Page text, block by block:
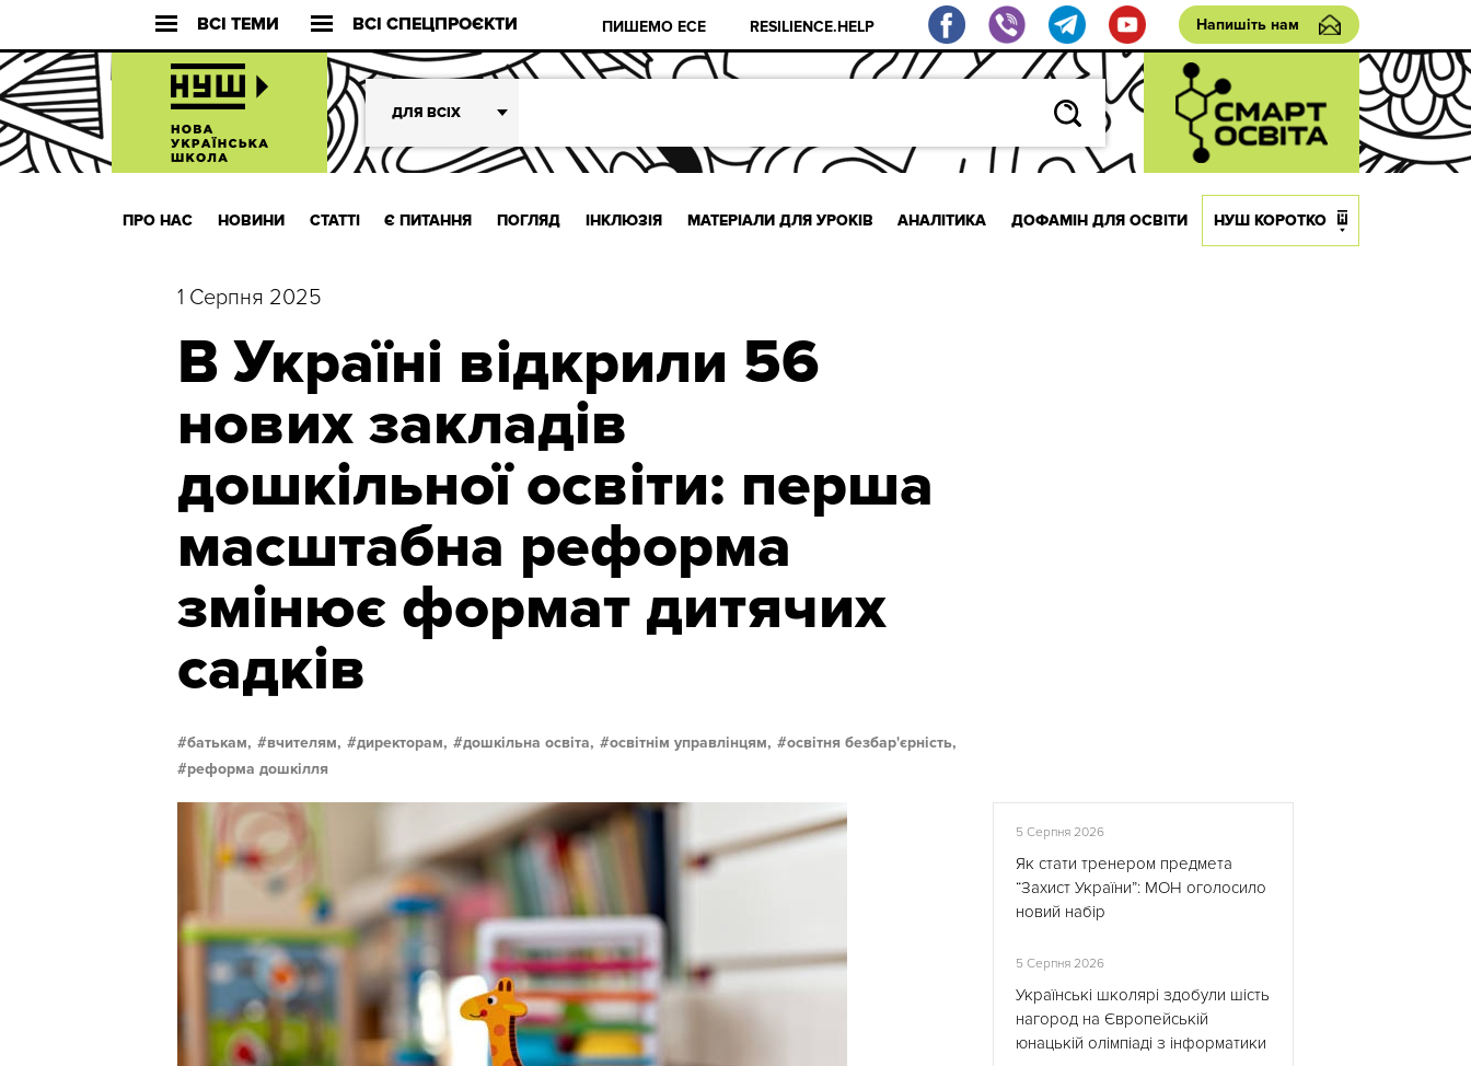
ВСІ ТЕМИ ВСІ СПЕЦПРОЄКТИ ПИШЕМО ЕСЕ RESILIENCE.HELP Напишіть нам
ДЛЯ ВСІХ
ПРО НАС НОВИНИ СТАТТІ Є ПИТАННЯ ПОГЛЯД ІНКЛЮЗІЯ МАТЕРІАЛИ ДЛЯ УРОКІВ АНАЛІТИКА ДОФАМІН ДЛЯ ОСВІТИ НУШ КОРОТКО
1 Серпня 2025
В Україні відкрили 56
нових закладів
дошкільної освіти: перша
масштабна реформа
змінює формат дитячих
садків
батькам, вчителям, директорам, дошкільна освіта, освітнім управлінцям,
освітня безбар'єрність,
реформа дошкілля
5 Серпня 2026
Як стати тренером предмета
“Захист України”: МОН оголосило
новий набір
5 Серпня 2026
Українські школярі здобули шість
нагород на Європейській
юнацькій олімпіаді з інформатики